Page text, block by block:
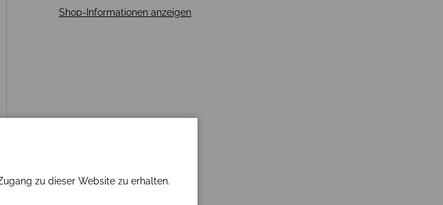
Shop-Informationen anzeigen
zu dieser Website zu erhalten.